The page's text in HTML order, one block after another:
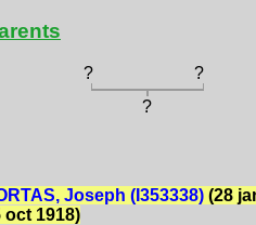
?
?
?
Joseph (I353338)(28
oct 1918)